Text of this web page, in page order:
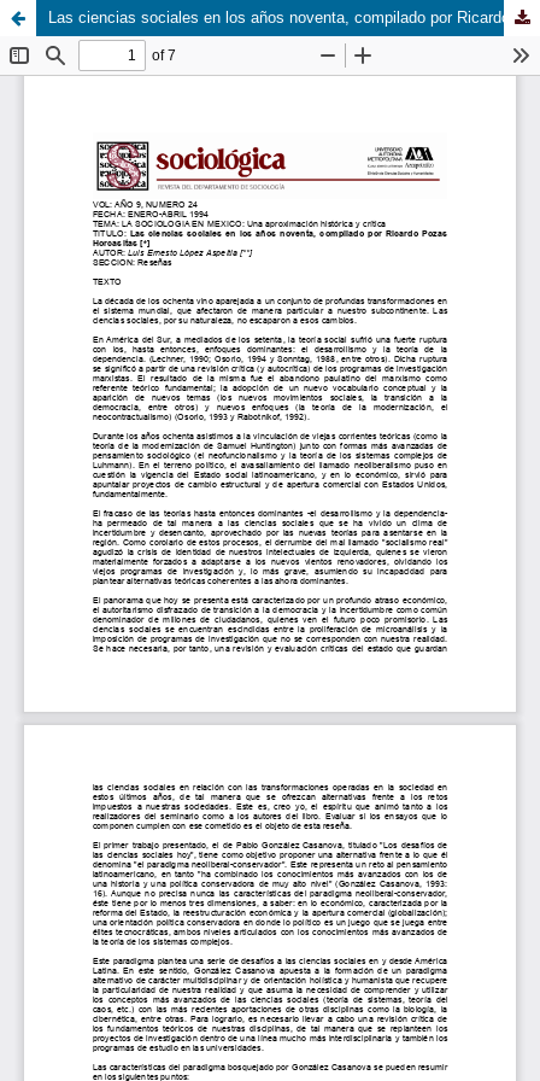
Las ciencias sociales en los años noventa, compilado por Ricardo Pozas Horcasitas